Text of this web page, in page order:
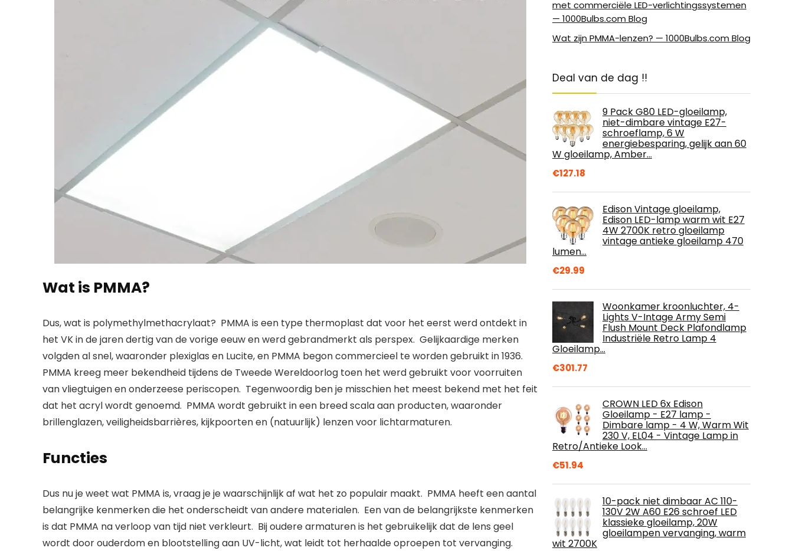
Wat is PMMA?
Dus, wat is polymethylmethacrylaat?  PMMA is een type thermoplast dat voor het eerst werd ontdekt in
het VK in de jaren dertig van de vorige eeuw en werd gebrandmerkt als perspex.  Gelijkaardige merken
volgden al snel, waaronder plexiglas en Lucite, en PMMA begon commercieel te worden gebruikt in 1936.
PMMA kreeg meer bekendheid tijdens de Tweede Wereldoorlog toen het werd gebruikt voor voorruiten
van vliegtuigen en onderzeese periscopen.  Tegenwoordig ben je misschien het meest bekend met het feit
dat het acryl wordt genoemd.  PMMA wordt gebruikt in een breed scala aan producten, waaronder
brillenglazen, veiligheidsbarrières, kijkpoorten en (natuurlijk) lenzen voor lichtarmaturen.
Functies
Dus nu je weet wat PMMA is, vraag je je waarschijnlijk af wat het zo populair maakt.  PMMA heeft een aantal
belangrijke kenmerken die het onderscheidt van andere materialen.  Een van de belangrijkste kenmerken
is dat PMMA na verloop van tijd niet verkleurt.  Bij oudere armaturen is het gebruikelijk dat de lens geel
wordt door ouderdom en blootstelling aan UV-licht, wat leidt tot herhaalde oproepen tot vervanging.
met commerciële LED-verlichtingssystemen
— 1000Bulbs.com Blog
Wat zijn PMMA-lenzen? — 1000Bulbs.com Blog
Deal van de dag !!
9 Pack G80 LED-gloeilamp,
niet-dimbare vintage E27-
schroeflamp, 6 W
energiebesparing, gelijk aan 60
W gloeilamp, Amber…
€127.18
Edison Vintage gloeilamp,
Edison LED-lamp warm wit E27
4W 2700K retro gloeilamp
vintage antieke gloeilamp 470
lumen…
€29.99
Woonkamer kroonluchter, 4-
Lights V-Intage Army Semi
Flush Mount Deck Plafondlamp
Industriële Retro Lamp 4
Gloeilamp…
€301.77
CROWN LED 6x Edison
Gloeilamp - E27 lamp -
Dimbare lamp - 4 W, Warm Wit
230 V, EL04 - Vintage Lamp in
Retro/Antieke Look…
€51.94
10-pack niet dimbaar AC 110-
130V 2W A60 E26 schroef LED
klassieke gloeilamp, 20W
gloeilampen vervanging, warm
wit 2700K